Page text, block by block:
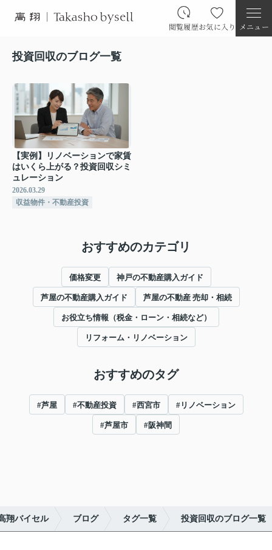
閲覧履歴お気に入り メニュー
投資回収のブログ一覧
【実例】リノベーションで家賃
はいくら上がる？投資回収シミ
ュレーション
2026.03.29
収益物件・不動産投資
おすすめのカテゴリ
価格変更 神戸の不動産購入ガイド
芦屋の不動産購入ガイド 芦屋の不動産 売却・相続
お役立ち情報（税金・ローン・相続など）
リフォーム・リノベーション
おすすめのタグ
#芦屋 #不動産投資 #西宮市 #リノベーション
#芦屋市 #阪神間
翔バイセル ブログ タグ一覧 投資回収のブログ一覧